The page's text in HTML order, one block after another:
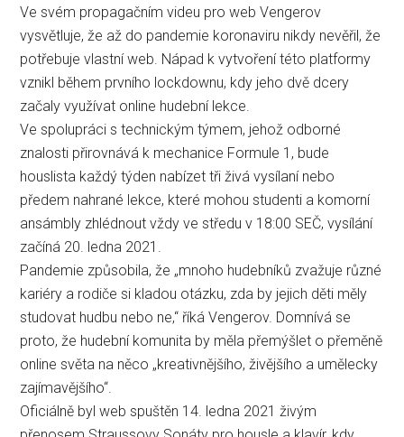
Ve svém propagačním videu pro web Vengerov
vysvětluje, že až do pandemie koronaviru nikdy nevěřil, že
potřebuje vlastní web. Nápad k vytvoření této platformy
vznikl během prvního lockdownu, kdy jeho dvě dcery
začaly využívat online hudební lekce.
Ve spolupráci s technickým týmem, jehož odborné
znalosti přirovnává k mechanice Formule 1, bude
houslista každý týden nabízet tři živá vysílaní nebo
předem nahrané lekce, které mohou studenti a komorní
ansámbly zhlédnout vždy ve středu v 18:00 SEČ, vysílání
začíná 20. ledna 2021.
Pandemie způsobila, že „mnoho hudebníků zvažuje různé
kariéry a rodiče si kladou otázku, zda by jejich děti měly
studovat hudbu nebo ne,“ říká Vengerov. Domnívá se
proto, že hudební komunita by měla přemýšlet o přeměně
online světa na něco „kreativnějšího, živějšího a umělecky
zajímavějšího“.
Oficiálně byl web spuštěn 14. ledna 2021 živým